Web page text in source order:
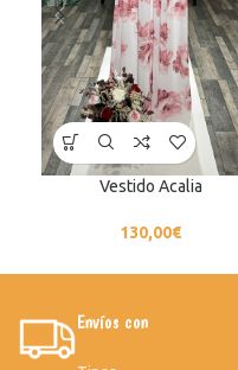
Vestido Acalia
130,00€
Envíos con